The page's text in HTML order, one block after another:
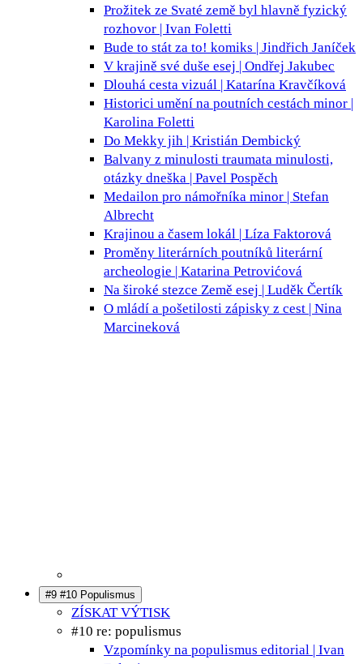
Prožitek ze Svaté země byl hlavně fyzický
rozhovor | Ivan Foletti
Bude to stát za to! komiks | Jindřich Janíček
V krajině své duše esej | Ondřej Jakubec
Dlouhá cesta vizuál | Katarína Kravčíková
Historici umění na poutních cestách minor |
Karolina Foletti
Do Mekky jih | Kristián Dembický
Balvany z minulosti traumata minulosti,
otázky dneška | Pavel Pospěch
Medailon pro námořníka minor | Stefan
Albrecht
Krajinou a časem lokál | Líza Faktorová
Proměny literárních poutníků literární
archeologie | Katarina Petrovićová
Na široké stezce Země esej | Luděk Čertík
O mládí a pošetilosti zápisky z cest | Nina
Marcineková
#9 #10 Populismus
ZÍSKAT VÝTISK
#10 re: populismus
Vzpomínky na populismus editorial | Ivan